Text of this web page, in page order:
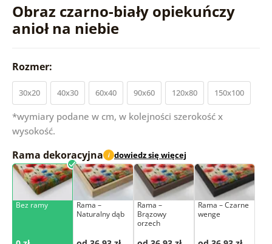
Obraz czarno-biały opiekuńczy
anioł na niebie
Rozmer:
30x20 40x30 60x40 90x60 120x80 150x100
*wymiary podane w cm, w kolejności szerokość x
wysokość.
Rama dekoracyjna i dowiedz się więcej
Bez ramy
Rama –
Naturalny dąb
Rama –
Brązowy
orzech
Rama – Czarne
wenge